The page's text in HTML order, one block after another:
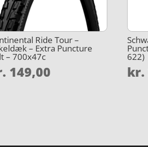
Ride Tour –
– Extra Puncture
– 700x47c
149,00
622)
kr.